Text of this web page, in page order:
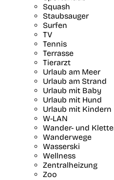
Squash
Staubsauger
Surfen
TV
Tennis
Terrasse
Tierarzt
Urlaub am Meer
Urlaub am Strand
Urlaub mit Baby
Urlaub mit Hund
Urlaub mit Kindern
W-LAN
Wander- und
Wanderwege
Wasserski
Wellness
Zentralheizung
Zoo